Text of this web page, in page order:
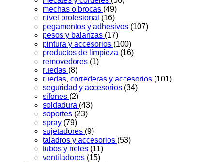
mechas o brocas (49)
nivel profesional (16)
pegamentos y adhesivos (107)
pesos y balanzas (17)
pintura y accesorios (100)
productos de limpieza (16)
removedores (1)
ruedas (8)
ruedas, correderas y accesorios (101)
seguridad y accesorios (34)
sifones (2)
soldadura (43)
soportes (23)
spray (79)
sujetadores (9)
taladros y accesorios (53)
tubos y rieles (11)
ventiladores (15)